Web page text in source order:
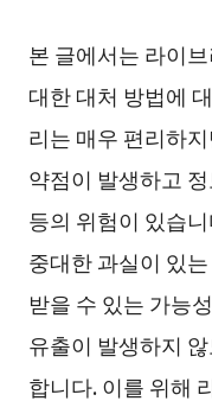
본 글에서는 라이
대한 대처 방법에
리는 매우 편리하
약점이 발생하고
등의 위험이 있습
중대한 과실이 있
받을 수 있는 가능
유출이 발생하지
합니다. 이를 위해